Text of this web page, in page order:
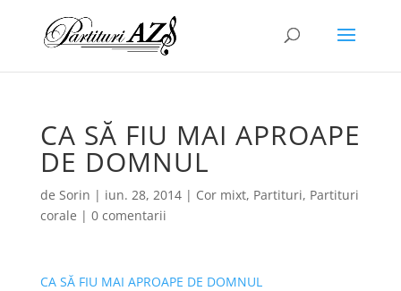
CA SĂ FIU MAI APROAPE
DE DOMNUL
de Sorin | iun. 28, 2014| Cor mixt, Partituri, Partituri
corale | 0 comentarii
CA SĂ FIU MAI APROAPE DE DOMNUL